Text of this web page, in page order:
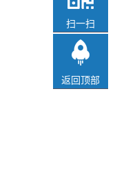
扫一扫
返回顶部